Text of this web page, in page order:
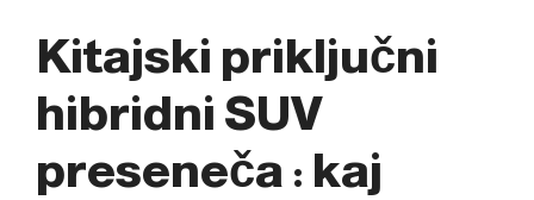
Kitajski priključni
hibridni SUV
preseneča : kaj